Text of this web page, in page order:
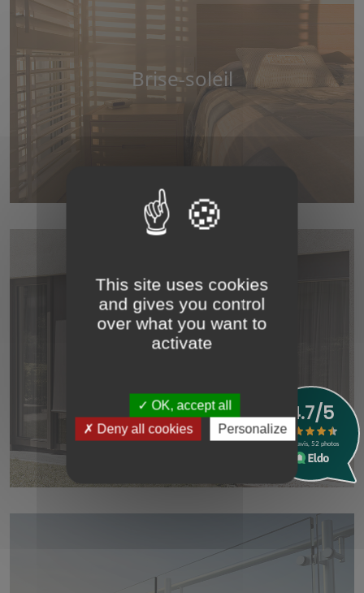
Brise-soleil
This site uses cookies
and gives you control
over what you want to
activate
OK, accept all
Deny all cookies
Personalize